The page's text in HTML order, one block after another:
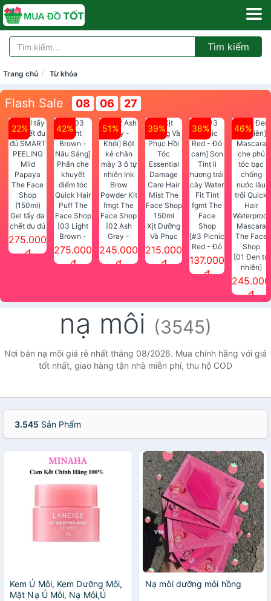
Tìm kiếm
Trang chủ Từ khóa
Flash Sale 08 06 25
22%
Gel tẩy da
chết đu đủ
SMART
PEELING
275.000
đ
42%
[03 Light
Brown -
Nâu Sáng]
Phấn che
275.000
đ
51%
[02 Ash
Gray -
Khói] Bột
kẻ chân
Face Shop
245.000
đ
39%
Xịt Dưỡng
Và Phục
Hồi Tóc
Essential
215.000
đ
38%
[#3 Picnic
Red - Đỏ
cam] Son
Face
Shop
137.000
đ
46%
[01 Đen tự
nhiên]
Mascara
che phủ
Waterproof
Mascara
245.000
đ
nạ môi (3545)
Nơi bán nạ môi giá rẻ nhất tháng 08/2026. Mua chính hãng với giá
tốt nhất, giao hàng tận nhà miễn phí, thu hộ COD
3.545 Sản Phẩm
Kem Ủ Môi, Kem Dưỡng Môi,
Mặt Nạ Ủ Môi, Nạ Môi,Ủ
Nạ môi dưỡng môi hồng